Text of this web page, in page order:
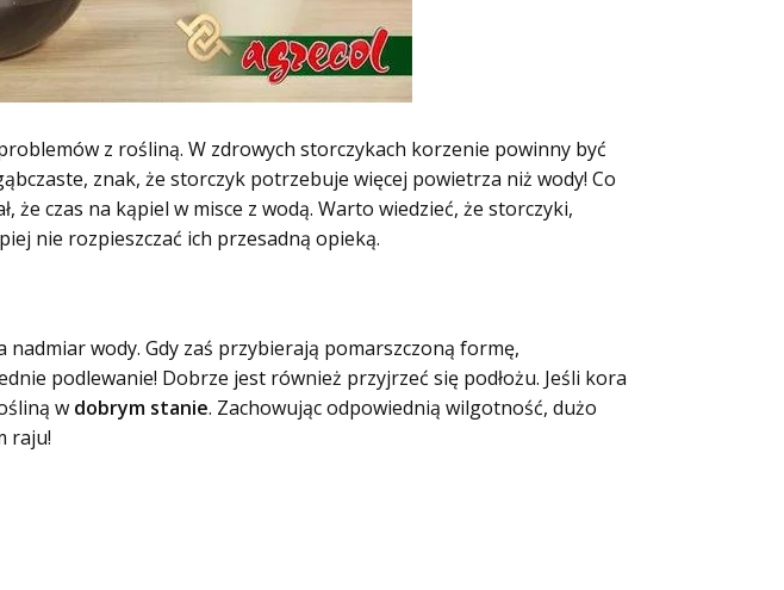
z rośliną. W zdrowych storczykach korzenie powinny być
znak, że storczyk potrzebuje więcej powietrza niż wody! Co
czas na kąpiel w misce z wodą. Warto wiedzieć, że storczyki,
nie rozpieszczać ich przesadną opieką.
nadmiar wody. Gdy zaś przybierają pomarszczoną formę,
podlewanie! Dobrze jest również przyjrzeć się podłożu. Jeśli kora
w dobrym stanie. Zachowując odpowiednią wilgotność, dużo
raju!